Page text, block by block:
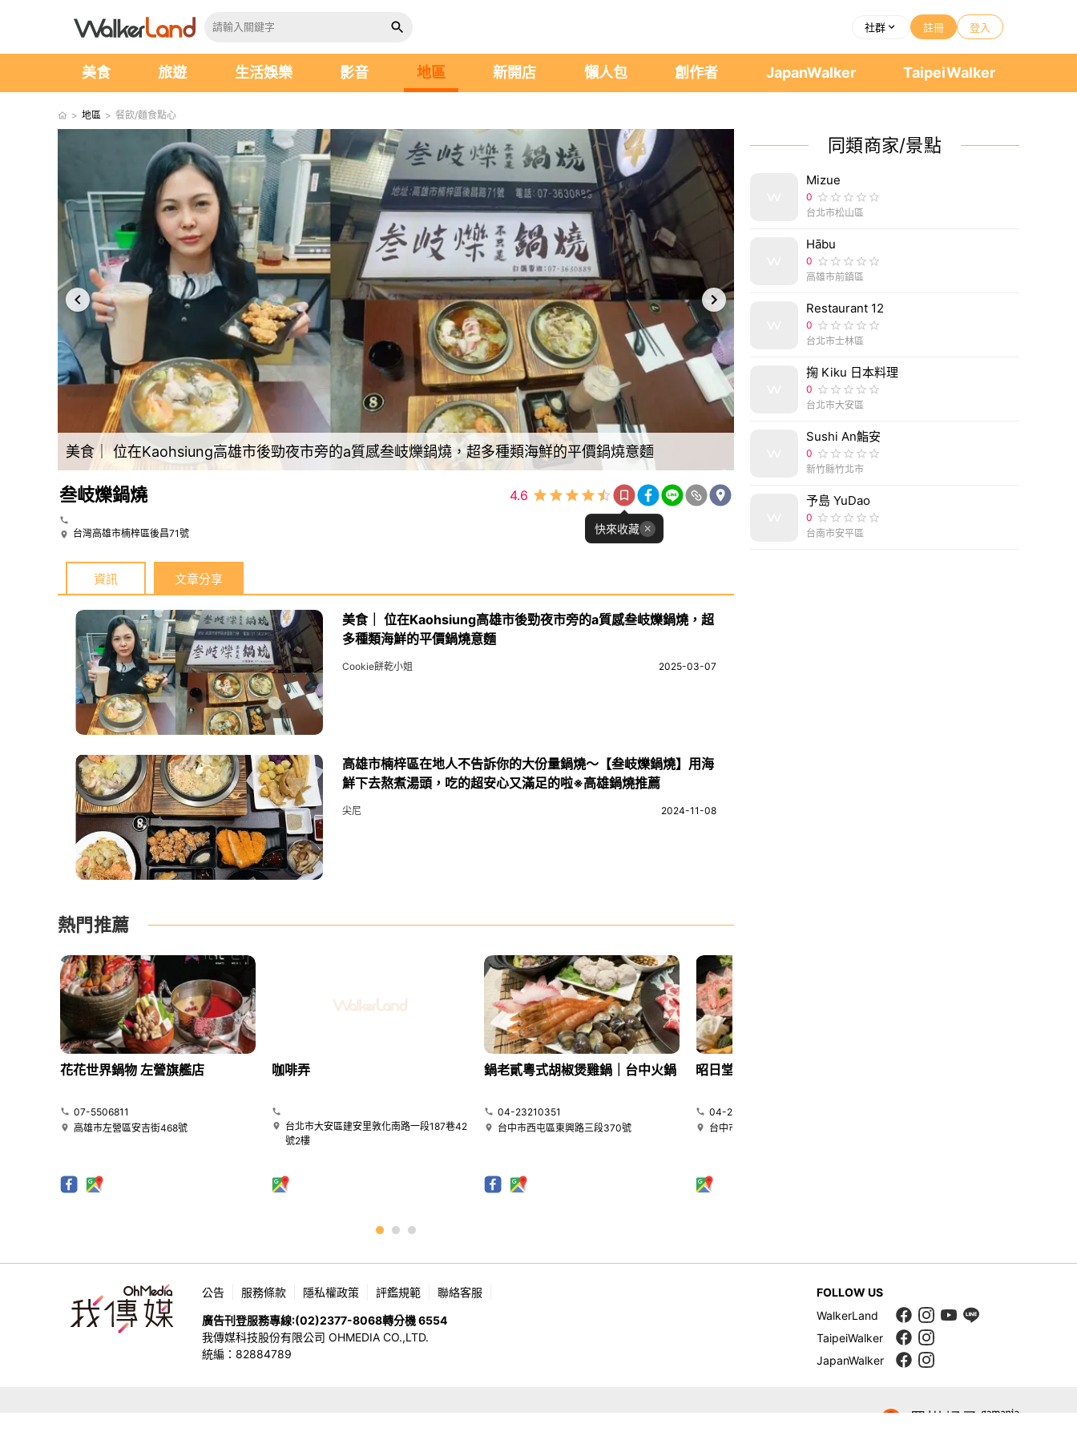
社群 註冊 登入
美食 旅遊 生活娛樂 影音 地區 新開店 懶人包 創作者 JapanWalker TaipeiWalker
> 地區 > 餐飲/麵食點心
美食｜ 位在Kaohsiung高雄市後勁夜市旁的a質感叁岐爍鍋燒，超多種類海鮮的平價鍋燒意麵
叁岐爍鍋燒
台灣高雄市楠梓區後昌71號
4.6
快來收藏
資訊 文章分享
美食｜ 位在Kaohsiung高雄市後勁夜市旁的a質感叁岐爍鍋燒，超
多種類海鮮的平價鍋燒意麵
Cookie餅乾小姐 2025-03-07
高雄市楠梓區在地人不告訴你的大份量鍋燒～【叁岐爍鍋燒】用海
鮮下去熬煮湯頭，吃的超安心又滿足的啦※高雄鍋燒推薦
尖尼 2024-11-08
熱門推薦
花花世界鍋物 左營旗艦店
07-5506811
高雄市左營區安吉街468號
咖啡弄
台北市大安區建安里敦化南路一段187巷42
號2樓
鍋老貳粵式胡椒煲雞鍋｜台中火鍋
04-23210351
台中市西屯區東興路三段370號
昭日堂鍋煮｜台中火鍋
04-22580269
台中市南屯區大墩十一街345號
同類商家/景點
Mizue
0
台北市松山區
Hābu
0
高雄市前鎮區
Restaurant 12
0
台北市士林區
掬 Kiku 日本料理
0
台北市大安區
Sushi An鮨安
0
新竹縣竹北市
予島 YuDao
0
台南市安平區
公告 服務條款 隱私權政策 評鑑規範 聯絡客服
廣告刊登服務專線:(02)2377-8068轉分機 6554
我傳媒科技股份有限公司 OHMEDIA CO.,LTD.
統編：82884789
FOLLOW US
WalkerLand
TaipeiWalker
JapanWalker